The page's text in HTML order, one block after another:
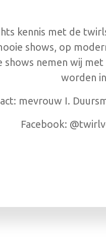
kennis met de
shows, op
shows nemen wij
worden
mevrouw I.
Facebook: